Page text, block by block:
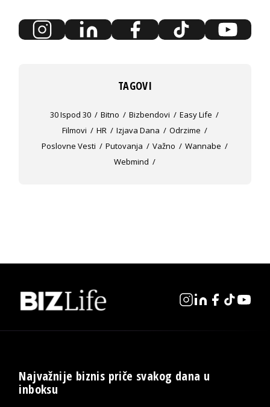
TAGOVI
30 Ispod 30 Bitno Bizbendovi
Easy Life
Filmovi
HR Izjava Dana
Odrzime
Poslovne Vesti
Putovanja Važno
Wannabe
Webmind
Najvažnije biznis priče svakog dana u
inboksu